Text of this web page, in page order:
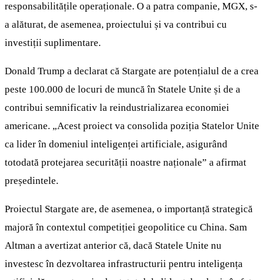
responsabilitățile operaționale. O a patra companie, MGX, s-
a alăturat, de asemenea, proiectului și va contribui cu
investiții suplimentare.
Donald Trump a declarat că Stargate are potențialul de a crea
peste 100.000 de locuri de muncă în Statele Unite și de a
contribui semnificativ la reindustrializarea economiei
americane. „Acest proiect va consolida poziția Statelor Unite
ca lider în domeniul inteligenței artificiale, asigurând
totodată protejarea securității noastre naționale” a afirmat
președintele.
Proiectul Stargate are, de asemenea, o importanță strategică
majoră în contextul competiției geopolitice cu China. Sam
Altman a avertizat anterior că, dacă Statele Unite nu
investesc în dezvoltarea infrastructurii pentru inteligența